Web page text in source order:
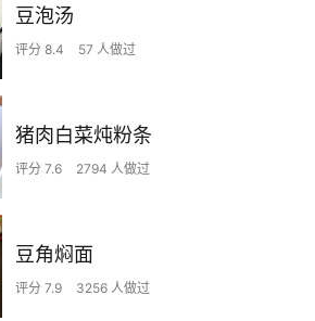
豆泡汤
评分 8.4 57 人做过
猪肉白菜炖粉条
评分 7.6 2794 人做过
豆角焖面
评分 7.9 3256 人做过